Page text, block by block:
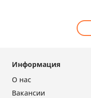
Информация
О нас
Вакансии